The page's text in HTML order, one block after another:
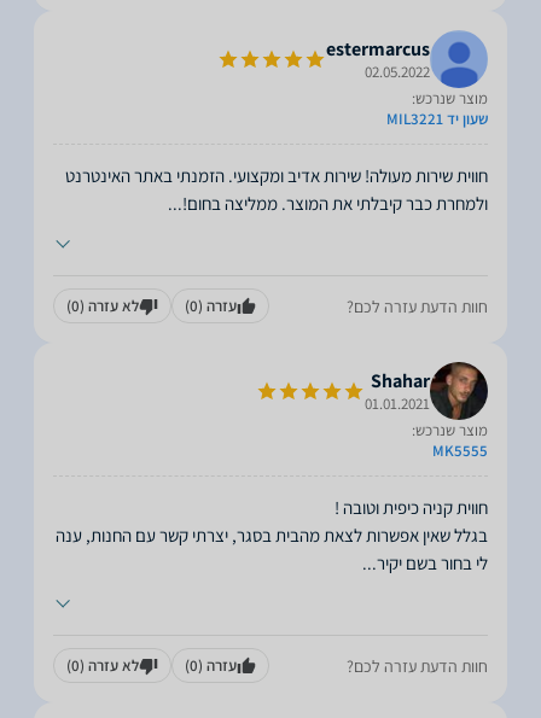
estermarcus
02.05.2022
מוצר שנרכש:
שעון יד MIL3221
חווית שירות מעולה! שירות אדיב ומקצועי. הזמנתי באתר האינטרנט
ולמחרת כבר קיבלתי את המוצר. ממליצה בחום!...
חוות הדעת עזרה לכם? עזרה (0) לא עזרה (0)
Shahar
01.01.2021
מוצר שנרכש:
MK5555
בגלל שאין אפשרות לצאת מהבית בסגר, יצרתי קשר עם החנות, ענה
לי בחור בשם יקיר...
חוות הדעת עזרה לכם? עזרה (0) לא עזרה (0)